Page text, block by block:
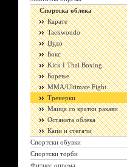
Спортска облека
Карате
Taekwondo
Џудо
Бокс
Kick I Thai Boxing
Борење
ММА/Ultimate Fight
Тренерки
Маица со кратки ракави
Останата облека
Капи и стегачи
Спортски обувки
Спортски торби
Фитнес опрема